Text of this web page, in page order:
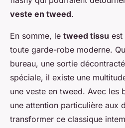
veste en tweed.
En somme, le tweed tissu est
toute garde-robe moderne.
bureau, une sortie
spéciale, il existe une
une veste en tweed. Avec les
une attention particulière aux
transformer ce classique